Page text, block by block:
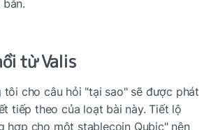
từ Valis
tôi cho câu hỏi "tại sao" sẽ được phát
tiếp theo của loạt bài này. Tiết lộ
hợp cho một stablecoin Qubic" nên